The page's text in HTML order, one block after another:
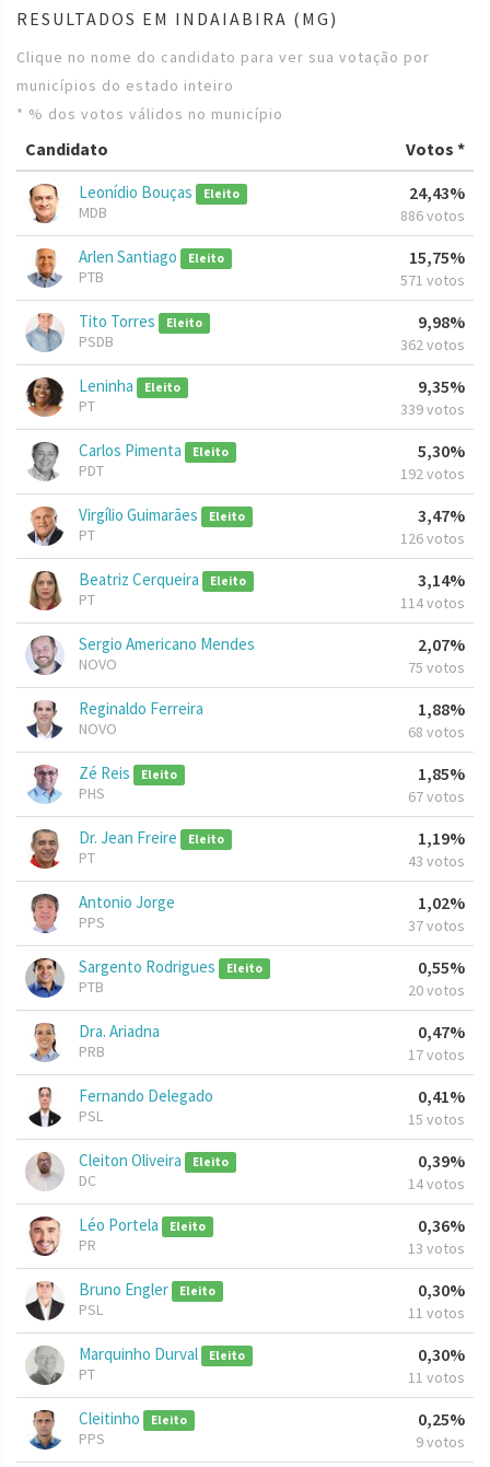
RESULTADOS EM INDAIABIRA (MG)
Clique no nome do candidato para ver sua votação por
municípios do estado inteiro
* % dos votos válidos no município
Candidato Votos *
Leonídio Bouças Eleito
MDB
24,43%
886 votos
Arlen Santiago Eleito
PTB
15,75%
571 votos
Tito Torres Eleito
PSDB
9,98%
362 votos
Leninha Eleito
PT
9,35%
339 votos
Carlos Pimenta Eleito
PDT
5,30%
192 votos
Virgílio Guimarães Eleito
PT
3,47%
126 votos
Beatriz Cerqueira Eleito
PT
3,14%
114 votos
Sergio Americano Mendes
NOVO
2,07%
75 votos
Reginaldo Ferreira
NOVO
1,88%
68 votos
Zé Reis Eleito
PHS
1,85%
67 votos
Dr. Jean Freire Eleito
PT
1,19%
43 votos
Antonio Jorge
PPS
1,02%
37 votos
Sargento Rodrigues Eleito
PTB
0,55%
20 votos
Dra. Ariadna
PRB
0,47%
17 votos
Fernando Delegado
PSL
0,41%
15 votos
Cleiton Oliveira Eleito
DC
0,39%
14 votos
Léo Portela Eleito
PR
0,36%
13 votos
Bruno Engler Eleito
PSL
0,30%
11 votos
Marquinho Durval Eleito
PT
0,30%
11 votos
Cleitinho Eleito
PPS
0,25%
9 votos